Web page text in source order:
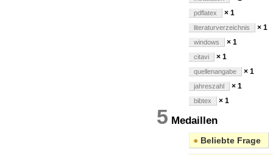
pdflatex × 1
literaturverzeichnis × 1
windows × 1
citavi × 1
quellenangabe × 1
jahreszahl × 1
bibtex × 1
5 Medaillen
● Beliebte Frage